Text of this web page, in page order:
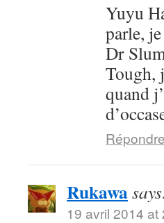
Yuyu
parle,
Dr
Tough,
quand
Répondre
Rukawa
19 avril 2014 at